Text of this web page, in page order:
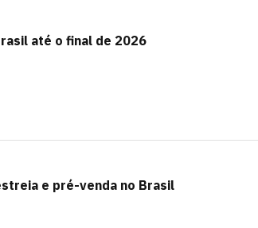
até o final de 2026
e pré-venda no Brasil